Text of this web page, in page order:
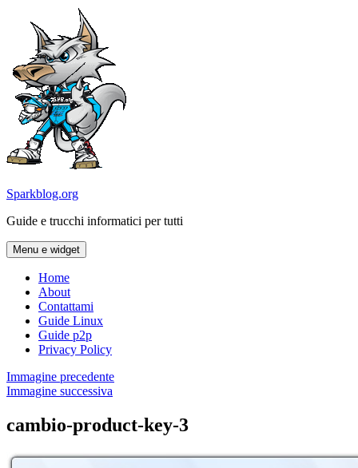
contenuto
Sparkblog.org
Guide e trucchi informatici per tutti
Menu e widget
Home
About
Contattami
Guide Linux
Guide p2p
Privacy Policy
Immagine precedente
Immagine successiva
cambio-product-key-3